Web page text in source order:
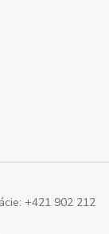
+421 902 212